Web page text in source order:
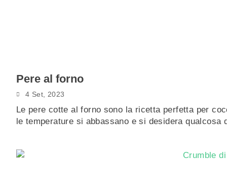
Pere al forno
4 Set, 2023
Le pere cotte al forno sono la ricetta perfetta per
le temperature si abbassano e si desidera